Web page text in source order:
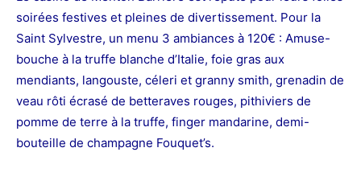
soirées festives et pleines de divertissement. Pour la
Saint Sylvestre, un menu 3 ambiances à 120€ : Amuse-
bouche à la truffe blanche d’Italie, foie gras aux
mendiants, langouste, céleri et granny smith, grenadin de
veau rôti écrasé de betteraves rouges, pithiviers de
pomme de terre à la truffe, finger mandarine, demi-
bouteille de champagne Fouquet’s.